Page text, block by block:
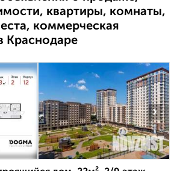
квартиры, комнаты,
коммерческая
Краснодаре
›